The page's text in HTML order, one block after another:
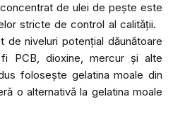
de ulei de pește este
stricte de control al calității.
niveluri potențial dăunătoare
PCB, dioxine, mercur și alte
folosește gelatina moale din
o alternativă la gelatina moale